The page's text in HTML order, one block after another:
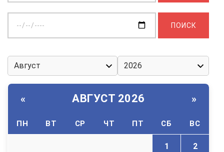
дату:
« АВГУСТ 2026 »
ПН ВТ СР ЧТ ПТ СБ ВС
1 2